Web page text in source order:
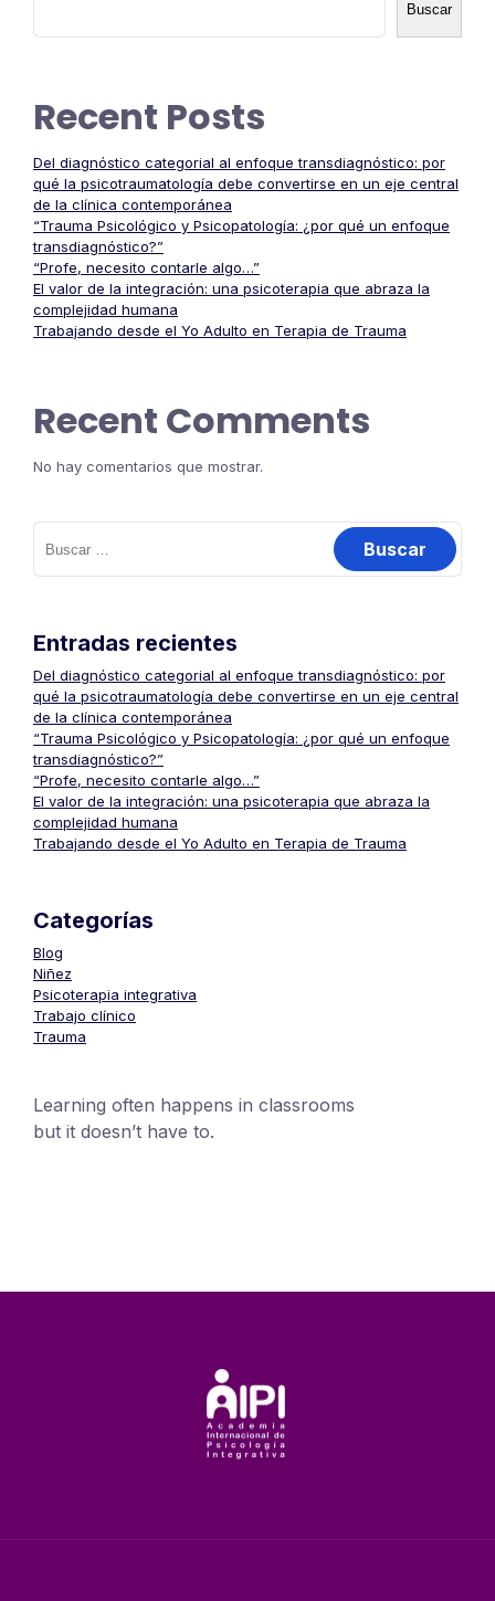
Buscar
Recent Posts
Del diagnóstico categorial al enfoque transdiagnóstico: por
qué la psicotraumatología debe convertirse en un eje central
de la clínica contemporánea
“Trauma Psicológico y Psicopatología: ¿por qué un enfoque
transdiagnóstico?”
“Profe, necesito contarle algo…”
El valor de la integración: una psicoterapia que abraza la
complejidad humana
Trabajando desde el Yo Adulto en Terapia de Trauma
Recent Comments
No hay comentarios que mostrar.
Buscar:
Entradas recientes
Del diagnóstico categorial al enfoque transdiagnóstico: por
qué la psicotraumatología debe convertirse en un eje central
de la clínica contemporánea
“Trauma Psicológico y Psicopatología: ¿por qué un enfoque
transdiagnóstico?”
“Profe, necesito contarle algo…”
El valor de la integración: una psicoterapia que abraza la
complejidad humana
Trabajando desde el Yo Adulto en Terapia de Trauma
Categorías
Blog
Niñez
Psicoterapia integrativa
Trabajo clínico
Trauma
Learning often happens in classrooms
but it doesn’t have to.